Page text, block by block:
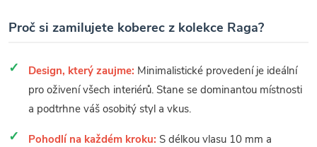
Proč si zamilujete koberec z kolekce Raga?
Design, který zaujme: Minimalistické provedení je ideální
pro oživení všech interiérů. Stane se dominantou místnosti
a podtrhne váš osobitý styl a vkus.
Pohodlí na každém kroku: S délkou vlasu 10 mm a